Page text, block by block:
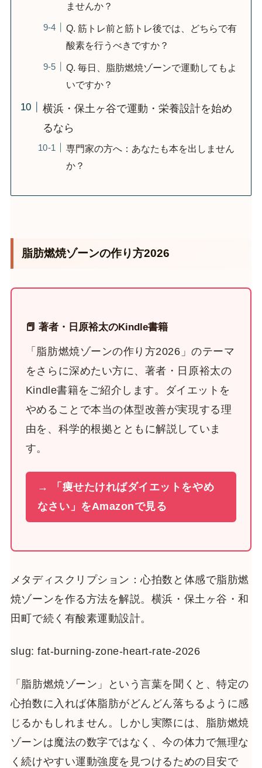
ませんか？
Q. 筋トレ前と筋トレ後では、どちらで有
酸素を行うべきですか？
Q. 毎日、脂肪燃焼ゾーンで運動してもよ
いですか？
横浜・保土ヶ谷で運動・栄養設計を始め
るなら
専門家の方へ：あなたも本を出しません
か？
脂肪燃焼ゾーンの作り方2026
📕 著者・日原裕太のKindle書籍
「脂肪燃焼ゾーンの作り方2026」のテーマ
をさらに深めたい方に、著者・日原裕太の
Kindle書籍をご紹介します。ダイエットを
やめることで本当の体型改善が実現する理
由を、科学的根拠とともに解説していま
す。
→ 「痩せたければダイエットをやめ
なさい」をAmazonで見る
メタディスクリプション：心拍数と体感で脂肪燃
焼ゾーンを作る方法を解説。横浜・保土ヶ谷・和
田町で続く有酸素運動設計。
slug: fat-burning-zone-heart-rate-2026
「脂肪燃焼ゾーン」という言葉を聞くと、特定の
心拍数に入れば体脂肪がどんどん落ちるように感
じるかもしれません。しかし実際には、脂肪燃焼
ゾーンは魔法の数字ではなく、今の体力で無理な
く続けやすい運動強度を見つけるための目安で